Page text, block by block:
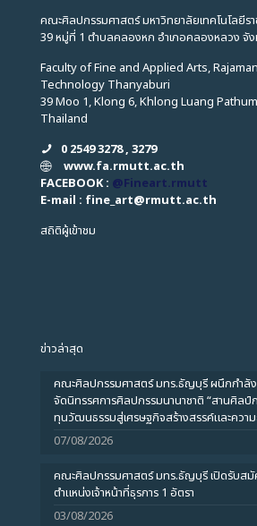
คณะศิลปกรรมศาสตร์ มหาวิทยาลัยเทคโนโลยี
39 หมู่ที่ 1 ตำบลคลองหก อำเภอคลองหลวง จั
Faculty of Fine and Applied Arts,
Technology Thanyaburi
39 Moo 1, Klong 6, Khlong Luang
Thailand
0 2549 3278 , 3279
www.fa.rmutt.ac.th
FACEBOOK : @Fineart.rmutt
E-mail : fine_art@rmutt.ac.th
สถิติผู้เข้าชม
ข่าวล่าสุด
คณะศิลปกรรมศาสตร์ มทร.ธัญบุรี ผนึกกำลั
จัดนิทรรศการศิลปกรรมนานาชาติ “สานศิล
ทุนวัฒนธรรมสู่เศรษฐกิจสร้างสรรค์และควา
07/08/2026
คณะศิลปกรรมศาสตร์ มทร.ธัญบุรี เปิดรับสมั
ตำแหน่งเจ้าหน้าที่ธุรการ 1 อัตรา
03/08/2026